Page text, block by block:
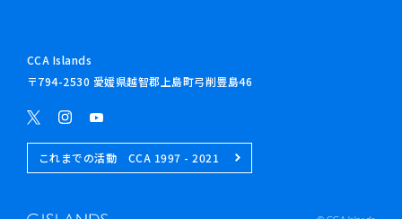
CCA Islands
〒794-2530 愛媛県越智郡上島町弓削豊島46
これまでの活動 CCA 1997 - 2021